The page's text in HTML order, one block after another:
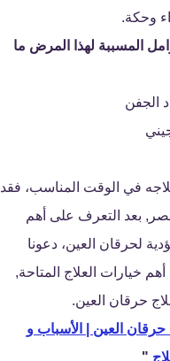
وحكة.
المسببة لهذا المرض ما
الجفن
في الوقت المناسب، فقد
بعد التعرف على أهم
لحرقان العين، دعونا
خيارات العلاج المتاحة,
حرقان العين.
العين | الأسباب و
"